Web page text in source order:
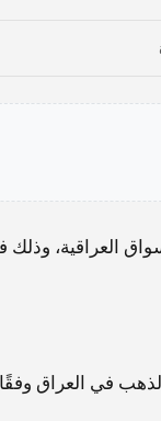
العراقية، وذلك